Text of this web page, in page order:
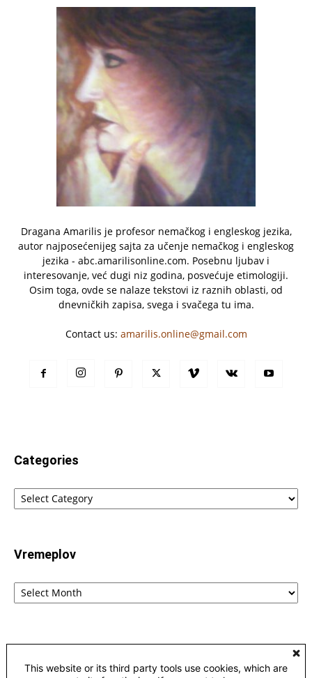
Dragana Amarilis je profesor nemačkog i engleskog jezika,
autor najposećenijeg sajta za učenje nemačkog i engleskog
jezika - abc.amarilisonline.com. Posebnu ljubav i
interesovanje, već dugi niz godina, posvećuje etimologiji.
Osim toga, ovde se nalaze tekstovi iz raznih oblasti, od
dnevničkih zapisa, svega i svačega tu ima.
Contact us: amarilis.online@gmail.com
Categories
Categories
Vremeplov
Vremeplov
Kontakt
Privacy
This website or its third party tools use cookies, which are